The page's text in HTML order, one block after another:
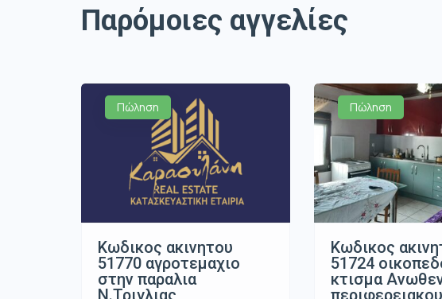
Παρόμοιες αγγελίες
Πώληση
Κωδικος ακινητου
51770 αγροτεμαχιο
στην παραλια
Πώληση
Κωδικος
51724
κτισμα